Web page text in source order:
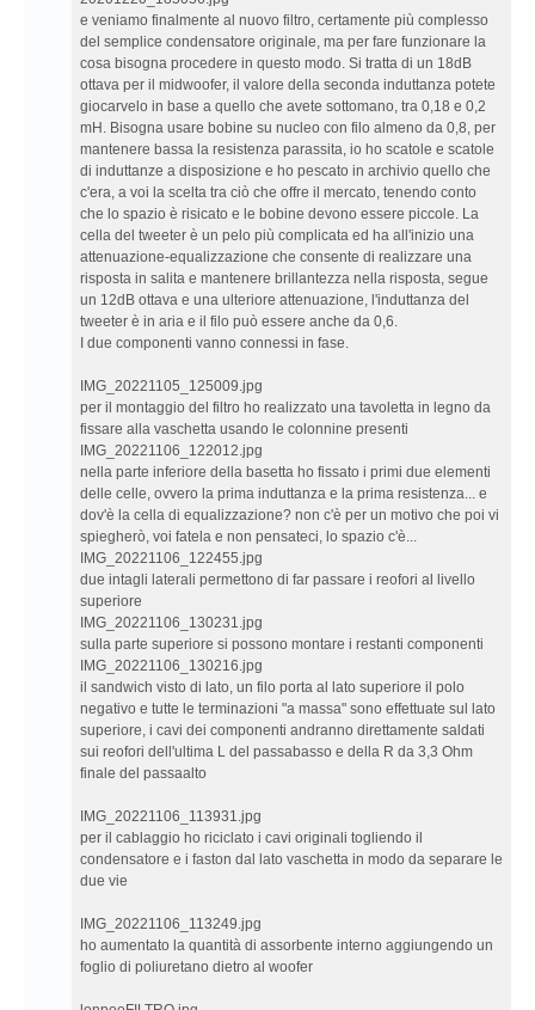
e veniamo finalmente al nuovo filtro, certamente più complesso
del semplice condensatore originale, ma per fare funzionare la
cosa bisogna procedere in questo modo. Si tratta di un 18dB
ottava per il midwoofer, il valore della seconda induttanza potete
giocarvelo in base a quello che avete sottomano, tra 0,18 e 0,2
mH. Bisogna usare bobine su nucleo con filo almeno da 0,8, per
mantenere bassa la resistenza parassita, io ho scatole e scatole
di induttanze a disposizione e ho pescato in archivio quello che
c'era, a voi la scelta tra ciò che offre il mercato, tenendo conto
che lo spazio è risicato e le bobine devono essere piccole. La
cella del tweeter è un pelo più complicata ed ha all'inizio una
attenuazione-equalizzazione che consente di realizzare una
risposta in salita e mantenere brillantezza nella risposta, segue
un 12dB ottava e una ulteriore attenuazione, l'induttanza del
tweeter è in aria e il filo può essere anche da 0,6.
I due componenti vanno connessi in fase.
IMG_20221105_125009.jpg
per il montaggio del filtro ho realizzato una tavoletta in legno da
fissare alla vaschetta usando le colonnine presenti
IMG_20221106_122012.jpg
nella parte inferiore della basetta ho fissato i primi due elementi
delle celle, ovvero la prima induttanza e la prima resistenza... e
dov'è la cella di equalizzazione? non c'è per un motivo che poi vi
spiegherò, voi fatela e non pensateci, lo spazio c'è...
IMG_20221106_122455.jpg
due intagli laterali permettono di far passare i reofori al livello
superiore
IMG_20221106_130231.jpg
sulla parte superiore si possono montare i restanti componenti
IMG_20221106_130216.jpg
il sandwich visto di lato, un filo porta al lato superiore il polo
negativo e tutte le terminazioni "a massa" sono effettuate sul lato
superiore, i cavi dei componenti andranno direttamente saldati
sui reofori dell'ultima L del passabasso e della R da 3,3 Ohm
finale del passaalto
IMG_20221106_113931.jpg
per il cablaggio ho riciclato i cavi originali togliendo il
condensatore e i faston dal lato vaschetta in modo da separare le
due vie
IMG_20221106_113249.jpg
ho aumentato la quantità di assorbente interno aggiungendo un
foglio di poliuretano dietro al woofer